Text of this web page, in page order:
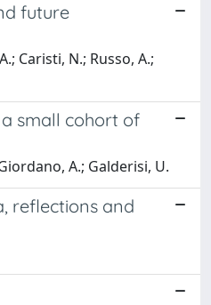
future
Caristi, N.; Russo, A.;
small cohort of
A.; Galderisi, U.
reflections and